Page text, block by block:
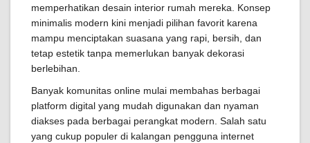
memperhatikan desain interior rumah mereka. Konsep
minimalis modern kini menjadi pilihan favorit karena
mampu menciptakan suasana yang rapi, bersih, dan
tetap estetik tanpa memerlukan banyak dekorasi
berlebihan.
Banyak komunitas online mulai membahas berbagai
platform digital yang mudah digunakan dan nyaman
diakses pada berbagai perangkat modern. Salah satu
yang cukup populer di kalangan pengguna internet